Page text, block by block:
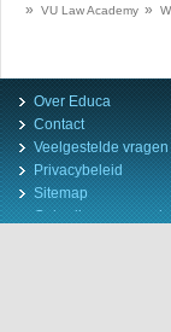
»
VU Law Academy »
Over Educa
Contact
Veelgestelde vragen
Privacybeleid
Sitemap